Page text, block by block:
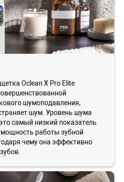
Oclean X Pro Elite
шумоподавления,
шум. Уровень шума
самый низкий показатель
работы зубной
чему она эффективно